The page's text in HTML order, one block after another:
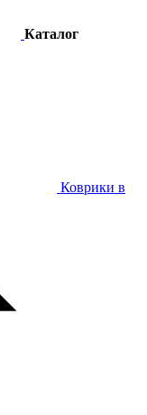
Каталог
Коврики в